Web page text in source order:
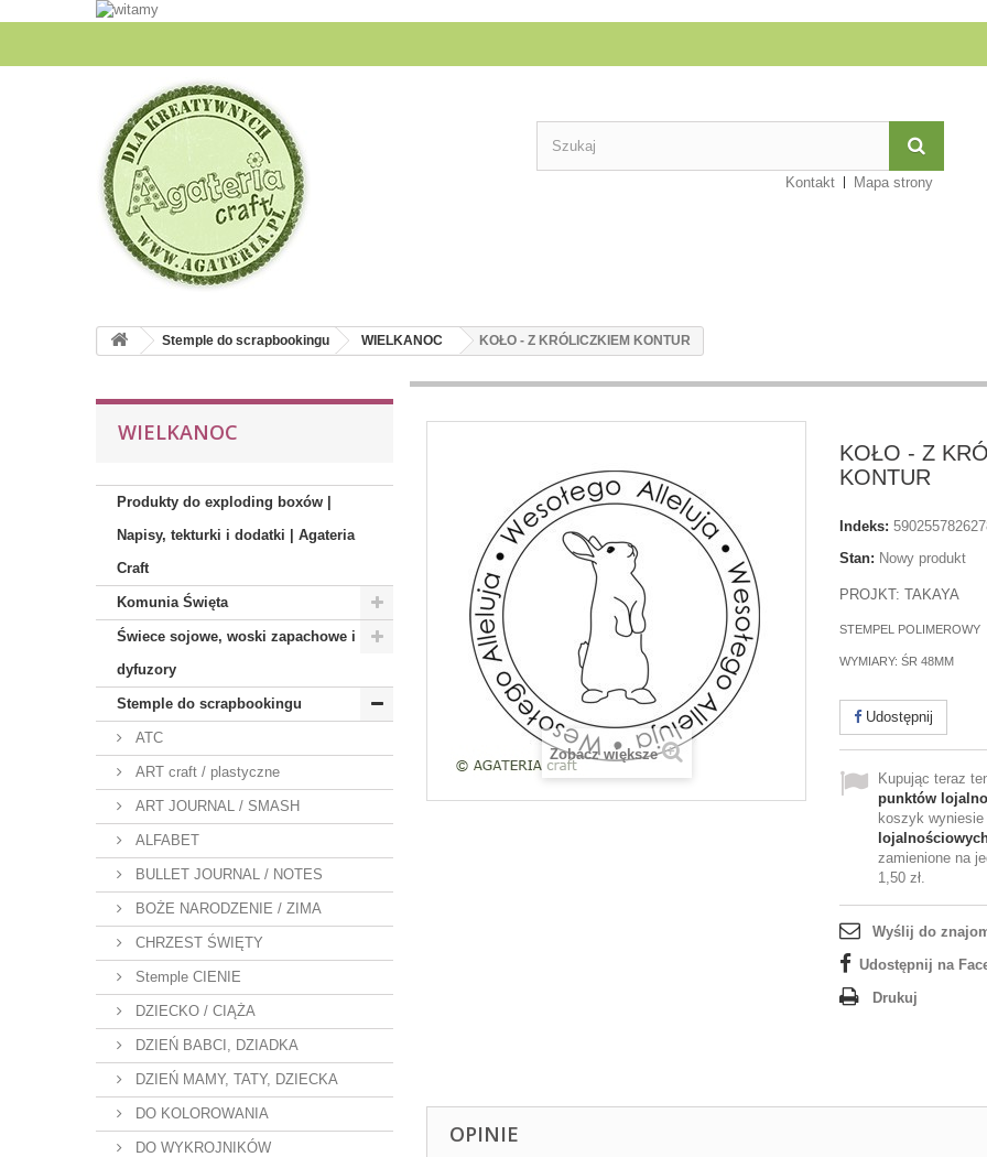
Kontakt Mapa strony
Stemple do scrapbookingu WIELKANOC KOŁO - Z KRÓLICZKIEM KONTUR
WIELKANOC
Produkty do exploding boxów |
Napisy, tekturki i dodatki | Agateria
Craft
Komunia Święta
Świece sojowe, woski zapachowe i
dyfuzory
Stemple do scrapbookingu
ATC
ART craft / plastyczne
ART JOURNAL / SMASH
ALFABET
BULLET JOURNAL / NOTES
BOŻE NARODZENIE / ZIMA
CHRZEST ŚWIĘTY
Stemple CIENIE
DZIECKO / CIĄŻA
DZIEŃ BABCI, DZIADKA
DZIEŃ MAMY, TATY, DZIECKA
DO KOLOROWANIA
DO WYKROJNIKÓW
Zobacz większe
KOŁO - Z
KONTUR
Indeks:
Stan: Nowy produkt
PROJKT: TAKAYA
STEMPEL POLIMEROWY
WYMIARY: ŚR 48MM
Udostępnij
Kupując teraz
punktów
koszyk wyniesie
zamienione na
1,50 zł.
Wyślij do
Udostępnij na
Drukuj
OPINIE